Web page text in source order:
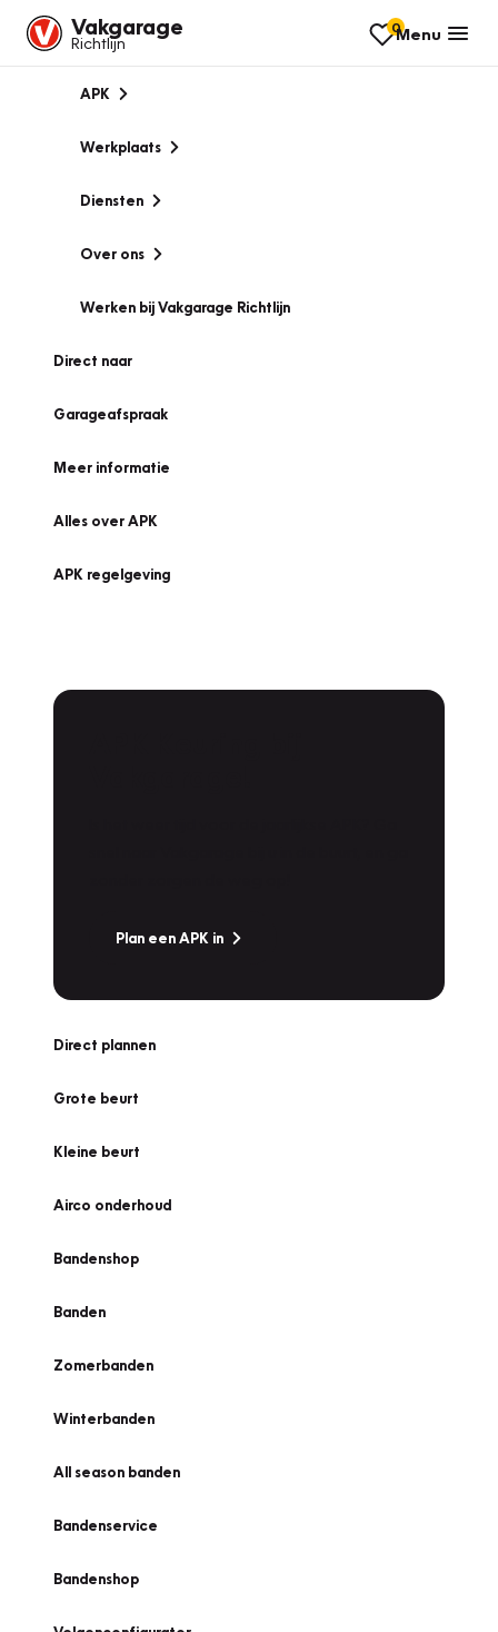
Vakgarage
Richtlijn
0Menu
APK
Werkplaats
Diensten
Over ons
Werken bij Vakgarage Richtlijn
Direct naar
Garageafspraak
Meer informatie
Alles over APK
APK regelgeving
Plan een APK in
Direct plannen
Grote beurt
Kleine beurt
Airco onderhoud
Bandenshop
Banden
Zomerbanden
Winterbanden
All season banden
Bandenservice
Bandenshop